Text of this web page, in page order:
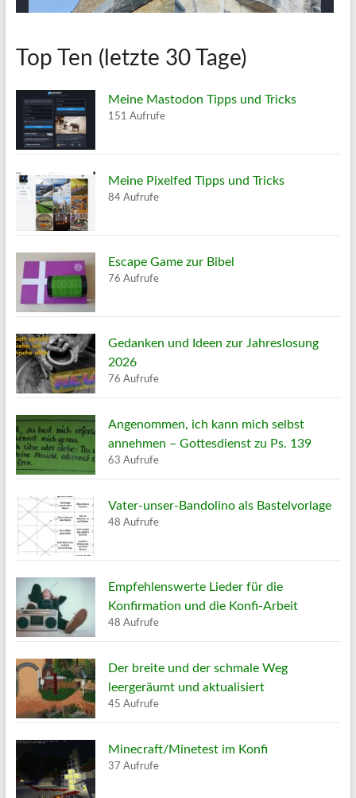
Top Ten (letzte 30 Tage)
Meine Mastodon Tipps und Tricks
151 Aufrufe
Meine Pixelfed Tipps und Tricks
84 Aufrufe
Escape Game zur Bibel
76 Aufrufe
Gedanken und Ideen zur Jahreslosung
2026
76 Aufrufe
Angenommen, ich kann mich selbst
annehmen – Gottesdienst zu Ps. 139
63 Aufrufe
Vater-unser-Bandolino als Bastelvorlage
48 Aufrufe
Empfehlenswerte Lieder für die
Konfirmation und die Konfi-Arbeit
48 Aufrufe
Der breite und der schmale Weg
leergeräumt und aktualisiert
45 Aufrufe
Minecraft/Minetest im Konfi
37 Aufrufe